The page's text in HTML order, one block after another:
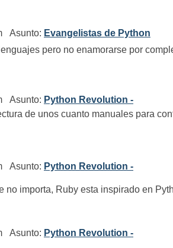
Asunto: Evangelistas de Python
pero no enamorarse por
Asunto: Python Revolution -
de unos cuanto manuales para
Asunto: Python Revolution -
no importa, Ruby esta inspirado en
Asunto: Python Revolution -